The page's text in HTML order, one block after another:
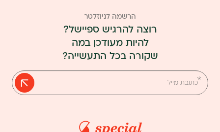
הרשמה לניוזלטר
רוצה להרגיש ספיישל?
להיות מעודכן במה
שקורה בכל התעשייה?
אנא
מלאו
את
טופס